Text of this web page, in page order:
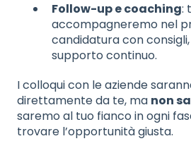
Follow-up e coaching:
accompagneremo nel
candidatura con
supporto continuo.
I colloqui con le aziende
direttamente da te, ma non
saremo al tuo fianco in ogni
trovare l’opportunità giusta.